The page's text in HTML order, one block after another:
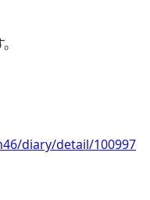
diary/detail/100997